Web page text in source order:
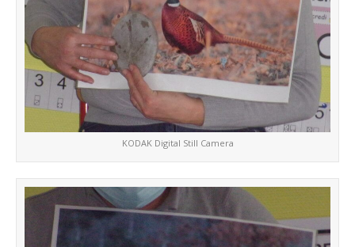
KODAK Digital Still Camera